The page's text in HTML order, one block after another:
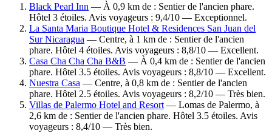
Black Pearl Inn — À 0,9 km de : Sentier de l'ancien phare.
Hôtel 3 étoiles. Avis voyageurs : 9,4/10 — Exceptionnel.
La Santa Maria Boutique Hotel & Residences San Juan del
Sur Nicaragua — Centre, à 1 km de : Sentier de l'ancien
phare. Hôtel 4 étoiles. Avis voyageurs : 8,8/10 — Excellent.
Casa Cha Cha Cha B&B — À 0,4 km de : Sentier de l'ancien
phare. Hôtel 3.5 étoiles. Avis voyageurs : 8,8/10 — Excellent.
Nuestra Casa — Centre, à 0,8 km de : Sentier de l'ancien
phare. Hôtel 2.5 étoiles. Avis voyageurs : 8,2/10 — Très bien.
Villas de Palermo Hotel and Resort — Lomas de Palermo, à
2,6 km de : Sentier de l'ancien phare. Hôtel 3.5 étoiles. Avis
voyageurs : 8,4/10 — Très bien.